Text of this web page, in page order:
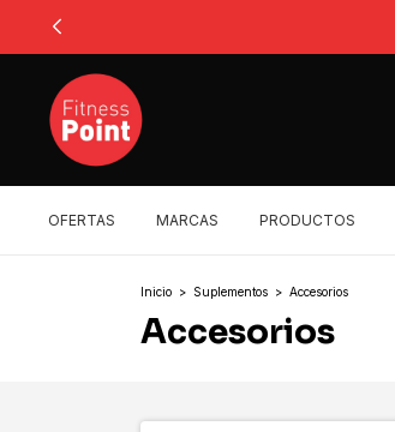
OFERTAS MARCAS PRODUCTOS
Inicio > Suplementos > Accesorios
Accesorios